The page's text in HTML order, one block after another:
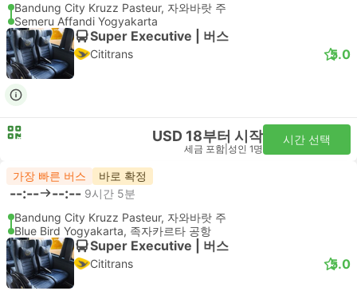
Bandung City Kruzz Pasteur, 자와바랏 주
Semeru Affandi Yogyakarta
Super Executive | 버스
Cititrans 5.0
USD 18부터 시작
세금 포함 성인 1명
시간 선택
가장 빠른 버스 바로 확정
--:-- --:-- 9시간 5분
Bandung City Kruzz Pasteur, 자와바랏 주
Blue Bird Yogyakarta, 족자카르타 공항
Super Executive | 버스
Cititrans 5.0